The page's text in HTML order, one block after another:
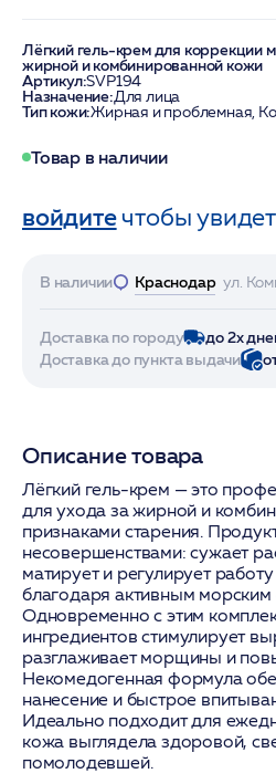
Лёгкий гель-крем для коррекции
жирной и комбинированной кожи
Артикул:SVP194
Назначение:Для лица
Тип кожи:Жирная и проблемная,
Товар в наличии
войдитечтобы
В наличии Краснодар ул.
Доставка по городу
до 2х
Доставка до пункта выдачи
Описание товара
Лёгкий гель-крем — это
для ухода за жирной и
признаками старения.
несовершенствами: сужает
матирует и регулирует
благодаря активным морским
Одновременно с этим
ингредиентов стимулирует
разглаживает морщины и
Некомедогенная формула
нанесение и быстрое
Идеально подходит для
кожа выглядела здоровой,
помолодевшей.